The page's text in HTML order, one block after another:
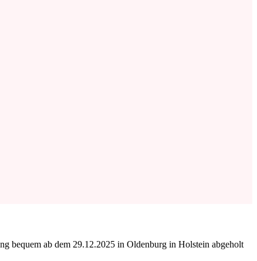
bequem ab dem 29.12.2025 in Oldenburg in Holstein abgeholt